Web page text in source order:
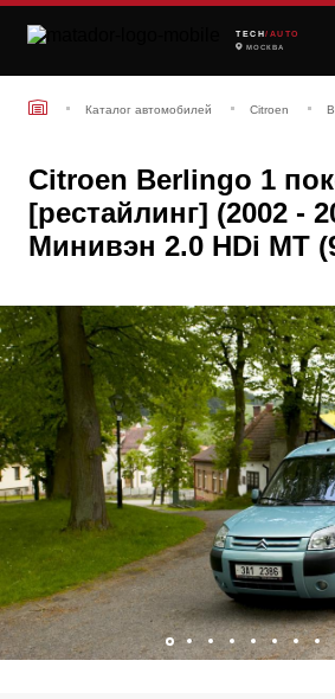
TECH /AUTO
МОСКВА
Каталог автомобилей Citroen
Citroen Berlingo 1
[рестайлинг] (2002 -
Минивэн 2.0 HDi MT